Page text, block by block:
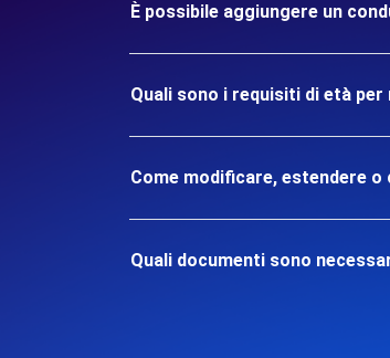
È possibile aggiungere un
Quali sono i requisiti di età per
Come modificare, estendere
Quali documenti sono